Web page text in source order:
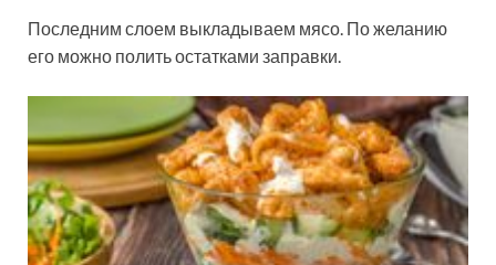
Последним слоем выкладываем мясо. По желанию
его можно полить остатками заправки.